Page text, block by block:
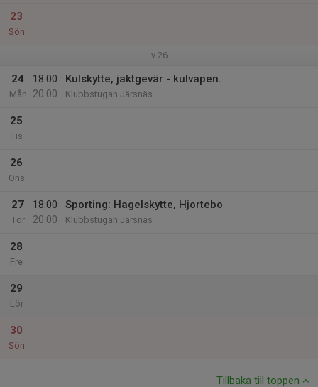
23
Sön
v.26
24
Mån
18:00
20:00
Kulskytte, jaktgevär - kulvapen.
Klubbstugan Järsnäs
25
Tis
26
Ons
27
Tor
18:00
20:00
Sporting: Hagelskytte, Hjortebo
Klubbstugan Järsnäs
28
Fre
29
Lör
30
Sön
Tillbaka till toppen